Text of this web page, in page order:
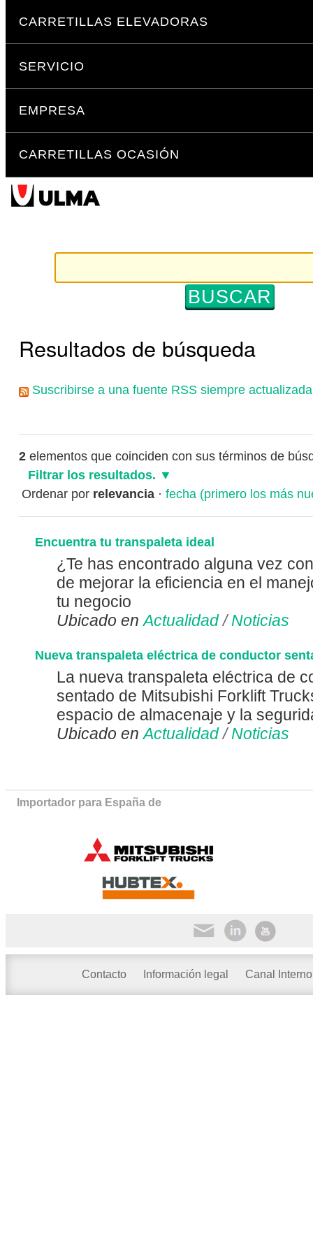
Saltar
a
navegación
CARRETILLAS ELEVADORAS
SERVICIO
EMPRESA
CARRETILLAS OCASIÓN
Resultados de búsqueda
Suscribirse a una fuente RSS siempre
2elementos que coinciden con sus términos de
Filtrar los resultados.
Ordenar por relevancia · fecha (primero los más
Encuentra tu transpaleta ideal
¿Te has encontrado alguna vez
de mejorar la eficiencia en el
tu negocio
Ubicado en Actualidad / Noticias
Nueva transpaleta eléctrica de conductor
La nueva transpaleta eléctrica de
sentado de Mitsubishi Forklift
espacio de almacenaje y la
Ubicado en Actualidad / Noticias
Importador para España de
Contacto Información legal Canal